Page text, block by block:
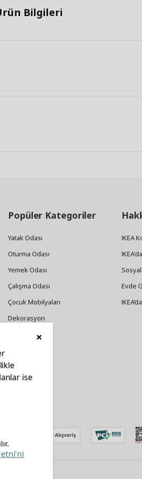
Bilgileri
Popüler Kategoriler
Yatak Odası
Oturma Odası
Yemek Odası
Çalışma Odası
Çocuk Mobilyaları
Dekorasyon
Züccaciye
IKEA
Evde
×
ise